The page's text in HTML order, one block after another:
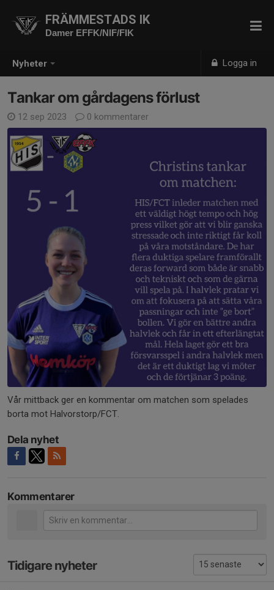
Nyheter Logga in
FRÄMMESTADS IK
Damer EFFK/NIF/FIK
Tankar om gårdagens förlust
12 sep 2023 0 kommentarer
Vår mittback ger en kommentar om matchen som spelades
borta mot Halvorstorp/FCT.
Dela nyhet
Kommentarer
Tidigare nyheter